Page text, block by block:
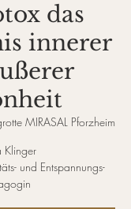
das
innerer
MIRASAL Pforzheim
Klinger
und Entspannungs-